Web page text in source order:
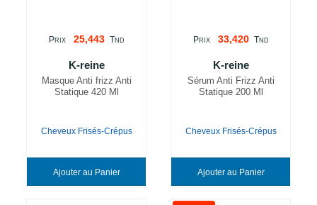
PRIX 25,443 TND
K-reine
Masque Anti frizz Anti
Statique 420 Ml
Cheveux Frisés-Crépus
Ajouter au Panier
PRIX 33,420 TND
K-reine
Sérum Anti Frizz Anti
Statique 200 Ml
Cheveux Frisés-Crépus
Ajouter au Panier